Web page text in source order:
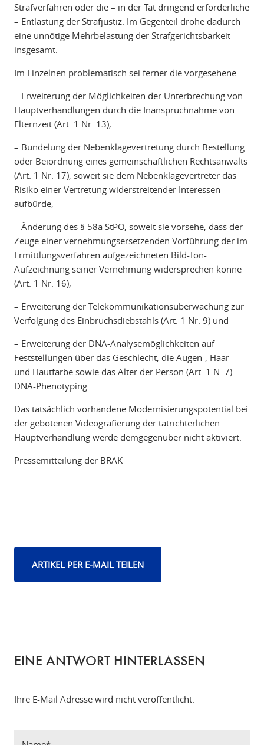
Strafverfahren oder die – in der Tat dringend erforderliche
– Entlastung der Strafjustiz. Im Gegenteil drohe dadurch
eine unnötige Mehrbelastung der Strafgerichtsbarkeit
insgesamt.
Im Einzelnen problematisch sei ferner die vorgesehene
– Erweiterung der Möglichkeiten der Unterbrechung von
Hauptverhandlungen durch die Inanspruchnahme von
Elternzeit (Art. 1 Nr. 13),
– Bündelung der Nebenklagevertretung durch Bestellung
oder Beiordnung eines gemeinschaftlichen Rechtsanwalts
(Art. 1 Nr. 17), soweit sie dem Nebenklagevertreter das
Risiko einer Vertretung widerstreitender Interessen
aufbürde,
– Änderung des § 58a StPO, soweit sie vorsehe, dass der
Zeuge einer vernehmungsersetzenden Vorführung der im
Ermittlungsverfahren aufgezeichneten Bild-Ton-
Aufzeichnung seiner Vernehmung widersprechen könne
(Art. 1 Nr. 16),
– Erweiterung der Telekommunikationsüberwachung zur
Verfolgung des Einbruchsdiebstahls (Art. 1 Nr. 9) und
– Erweiterung der DNA-Analysemöglichkeiten auf
Feststellungen über das Geschlecht, die Augen-, Haar-
und Hautfarbe sowie das Alter der Person (Art. 1 N. 7) –
DNA-Phenotyping
Das tatsächlich vorhandene Modernisierungspotential bei
der gebotenen Videografierung der tatrichterlichen
Hauptverhandlung werde demgegenüber nicht aktiviert.
Pressemitteilung der BRAK
ARTIKEL PER E-MAIL TEILEN
EINE ANTWORT HINTERLASSEN
Ihre E-Mail Adresse wird nicht veröffentlicht.